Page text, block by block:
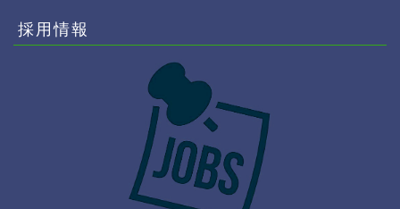
採用情報